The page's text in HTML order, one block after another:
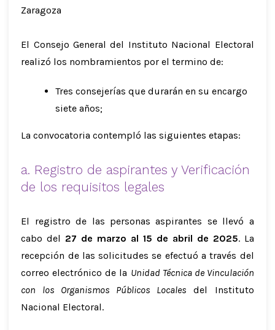
Zaragoza
El Consejo General del Instituto Nacional Electoral
realizó los nombramientos por el termino de:
Tres consejerías que durarán en su encargo
siete años;
La convocatoria contempló las siguientes etapas:
a. Registro de aspirantes y Verificación
de los requisitos legales
El registro de las personas aspirantes se llevó a
cabo del 27 de marzo al 15 de abril de 2025. La
recepción de las solicitudes se efectuó a través del
correo electrónico de la Unidad Técnica de Vinculación
con los Organismos Públicos Locales del Instituto
Nacional Electoral.